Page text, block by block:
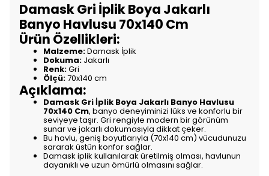
Damask Gri İplik Boya Jakarlı
Banyo Havlusu 70x140 Cm
Ürün Özellikleri:
Malzeme:Damask İplik
Dokuma: Jakarlı
Renk:Gri
Ölçü:70x140 cm
Açıklama:
Damask Gri İplik Boya Jakarlı Banyo Havlusu
70x140 Cm, banyo deneyiminizi lüks ve konforlu bir
seviyeye taşır. Gri rengiyle modern bir görünüm
sunar ve jakarlı dokumasıyla dikkat çeker.
Bu havlu, geniş boyutlarıyla (70x140 cm) vücudunuzu
sararak üstün konfor sağlar.
Damask iplik kullanılarak üretilmiş olması, havlunun
dayanıklı ve uzun ömürlü olmasını sağlar.